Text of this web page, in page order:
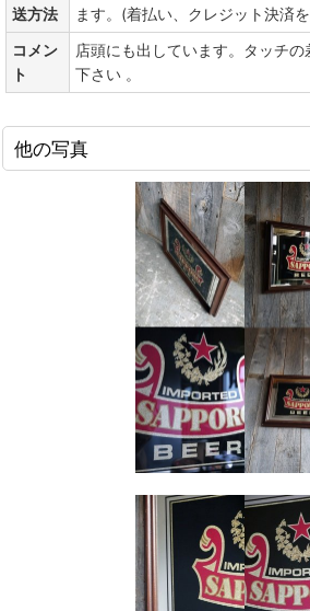
送方法
ます。(着払い、クレジット決済
コメン
ト
店頭にも出しています。タッチ
下さい 。
他の写真